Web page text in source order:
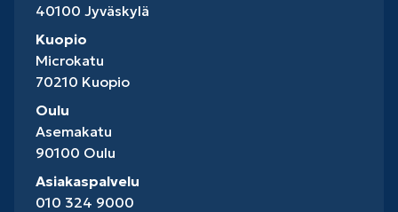
40100 Jyväskylä
Kuopio
Microkatu
70210 Kuopio
Oulu
Asemakatu
90100 Oulu
Asiakaspalvelu
010 324 9000